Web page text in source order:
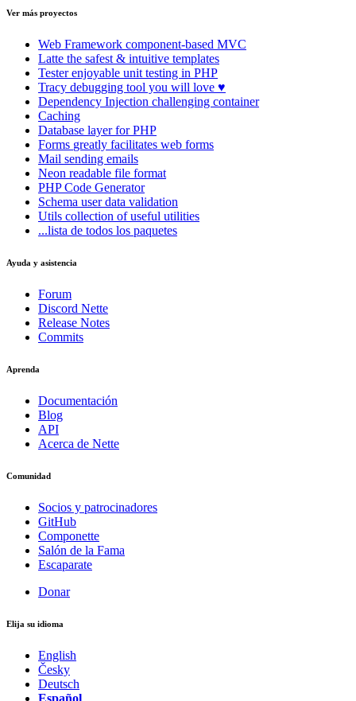
Ver más proyectos
Web Framework component-based MVC
Latte the safest & intuitive templates
Testerenjoyable unit testing in PHP
Tracy debugging tool you will love ♥
Dependency Injection challenging container
Caching
Database layer for PHP
Forms greatly facilitates web forms
Mail sending emails
Neon readable file format
PHP Code Generator
Schema user data validation
Utils collection of useful utilities
...lista de todos los paquetes
Ayuda y asistencia
Forum
Discord Nette
Release Notes
Commits
Aprenda
Documentación
Blog
API
Acerca de Nette
Comunidad
Socios y patrocinadores
GitHub
Componette
Salón de la Fama
Escaparate
Donar
Elija su idioma
English
Česky
Deutsch
Español